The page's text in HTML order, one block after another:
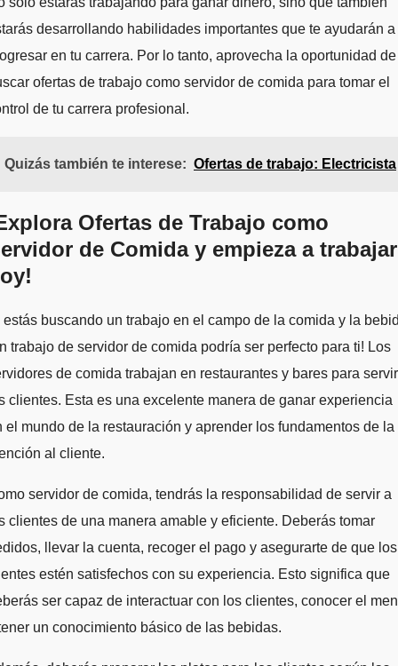
desarrollando habilidades importantes que te ayudarán a
en tu carrera. Por lo tanto, aprovecha la oportunidad de
ofertas de trabajo como servidor de comida para tomar el
de tu carrera profesional.
Quizás también te interese: Ofertas de trabajo: Electricista
Ofertas de Trabajo como
de Comida y empieza a trabajar
estás buscando un trabajo en el campo de la comida y la
trabajo de servidor de comida podría ser perfecto para ti! Los
de comida trabajan en restaurantes y bares para
clientes. Esta es una excelente manera de ganar experiencia
el mundo de la restauración y aprender los fundamentos de la
al cliente.
servidor de comida, tendrás la responsabilidad de servir a
clientes de una manera amable y eficiente. Deberás tomar
llevar la cuenta, recoger el pago y asegurarte de que los
estén satisfechos con su experiencia. Esto significa que
ser capaz de interactuar con los clientes, conocer el
un conocimiento básico de las bebidas.